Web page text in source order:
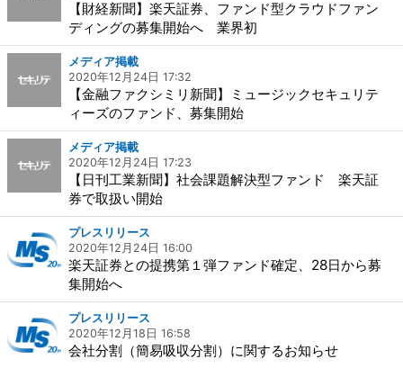
【財経新聞】楽天証券、ファンド型クラウドファン
ディングの募集開始へ 業界初
メディア掲載
2020年12月24日 17:32
【金融ファクシミリ新聞】ミュージックセキュリテ
ィーズのファンド、募集開始
メディア掲載
2020年12月24日 17:23
【日刊工業新聞】社会課題解決型ファンド 楽天証
券で取扱い開始
プレスリリース
2020年12月24日 16:00
楽天証券との提携第１弾ファンド確定、28日から募
集開始へ
プレスリリース
2020年12月18日 16:58
会社分割（簡易吸収分割）に関するお知らせ